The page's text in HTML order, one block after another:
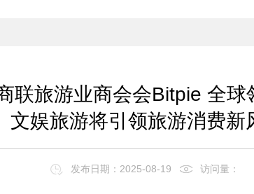
联旅游业商会会Bitpie 全球
文娱旅游将引领旅游消费新
发布日期：2025-08-19 访问量：